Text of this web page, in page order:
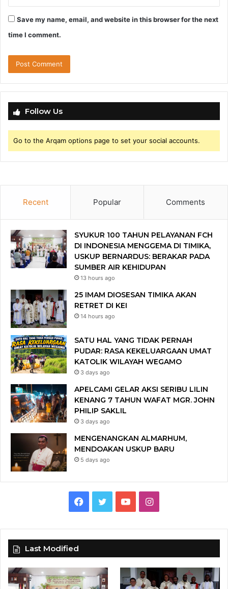
Save my name, email, and website in this browser for the next
time I comment.
Follow Us
Go to the Arqam options page to set your social accounts.
Recent Popular Comments
SYUKUR 100 TAHUN PELAYANAN FCH
DI INDONESIA MENGGEMA DI TIMIKA,
USKUP BERNARDUS: BERAKAR PADA
SUMBER AIR KEHIDUPAN
13 hours ago
25 IMAM DIOSESAN TIMIKA AKAN
RETRET DI KEI
14 hours ago
SATU HAL YANG TIDAK PERNAH
PUDAR: RASA KEKELUARGAAN UMAT
KATOLIK WILAYAH WEGAMO
3 days ago
APELCAMI GELAR AKSI SERIBU LILIN
KENANG 7 TAHUN WAFAT MGR. JOHN
PHILIP SAKLIL
3 days ago
MENGENANGKAN ALMARHUM,
MENDOAKAN USKUP BARU
5 days ago
c
i
t
u
u
I
s
a
Last Modified